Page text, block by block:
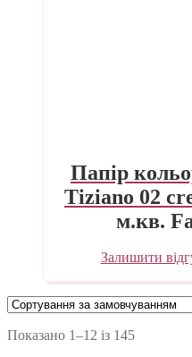
Папір
Tiziano 02
м.кв.
Залишити
Показано 1–12 із 145